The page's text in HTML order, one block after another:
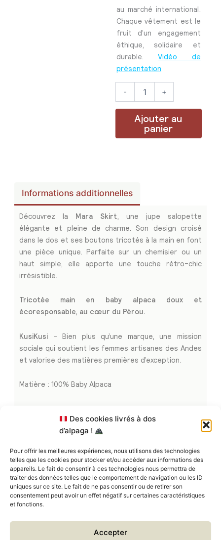
Des cookies livrés à dos
d’alpaga !
Pour offrir les meilleures expériences, nous utilisons des technologies
telles que les cookies pour stocker et/ou accéder aux informations des
appareils. Le fait de consentir à ces technologies nous permettra de
traiter des données telles que le comportement de navigation ou les ID
uniques sur ce site. Le fait de ne pas consentir ou de retirer son
consentement peut avoir un effet négatif sur certaines caractéristiques
et fonctions.
Accepter
au marché international.
Chaque vêtement est le
fruit d’un engagement
éthique, solidaire et
durable.Vidéo de
présentation
- +
Ajouter au
panier
Informations additionnelles
Découvrez la Mara Skirt , une jupe salopette
élégante et pleine de charme. Son design croisé
dans le dos et ses boutons tricotés à la main en font
une pièce unique. Parfaite sur un chemisier ou un
haut simple, elle apporte une touche rétro-chic
irrésistible.
Tricotée main en baby alpaca doux et
écoresponsable, au cœur du Pérou.
KusiKusi – Bien plus qu’une marque, une mission
sociale qui soutient les femmes artisanes des Andes
et valorise des matières premières d’exception.
Matière : 100% Baby Alpaca
Articles associés